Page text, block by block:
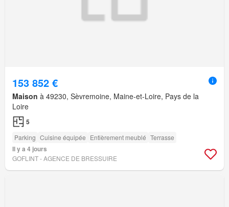
153 852 €
Maison à 49230, Sèvremoine, Maine-et-Loire, Pays de la
Loire
5
Parking Cuisine équipée Entièrement meublé Terrasse
Il y a 4 jours
GOFLINT - AGENCE DE BRESSUIRE